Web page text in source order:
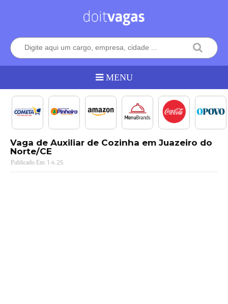
Vaga de Auxiliar de Cozinha em Juazeiro do
Norte/CE
1.4.25